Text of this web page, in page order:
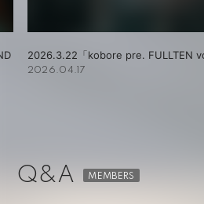
2026.3.27「kobore pre. FULLTEN
LIQUIDROOM
Q&A